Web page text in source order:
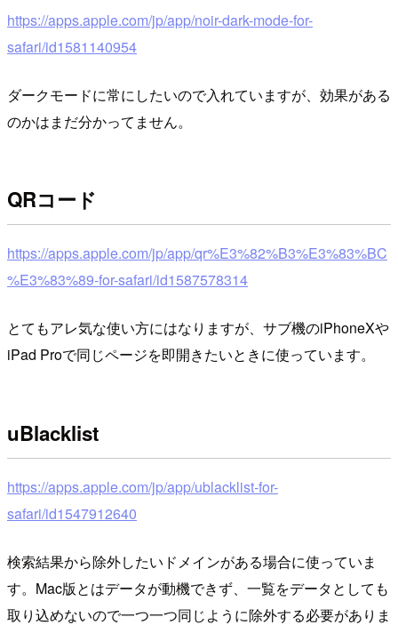
https://apps.apple.com/jp/app/noir-dark-mode-for-
safari/id1581140954
ダークモードに常にしたいので入れていますが、効果がある
のかはまだ分かってません。
QRコード
https://apps.apple.com/jp/app/qr%E3%82%B3%E3%83%BC
%E3%83%89-for-safari/id1587578314
とてもアレ気な使い方にはなりますが、サブ機のiPhoneXや
iPad Proで同じページを即開きたいときに使っています。
uBlacklist
https://apps.apple.com/jp/app/ublacklist-for-
safari/id1547912640
検索結果から除外したいドメインがある場合に使っていま
す。Mac版とはデータが動機できず、一覧をデータとしても
取り込めないので一つ一つ同じように除外する必要がありま